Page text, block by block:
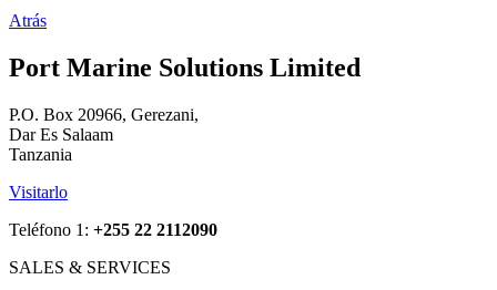
Atrás
Port Marine Solutions Limited
P.O. Box 20966, Gerezani,
Dar Es Salaam
Tanzania
Visitarlo
Teléfono 1: +255 22 2112090
SALES & SERVICES